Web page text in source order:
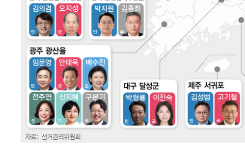
-5026초 전 > 이란, 호르무즈서 "적국 목표물들"과 대치로 남부 케슘섬에서 두차
례 큰 폭발음
-3741초 전 > [속보]美, 폴리실리콘 수입 규제…파생제품 15% 관세, 120일 후 발
-1892초 전 >[속보]트럼프, 美 원정출산 금지 행정명령 서명
6분 전 >[속보] 뉴욕증시, 일제 하락 마감…나스닥 0.06%↓